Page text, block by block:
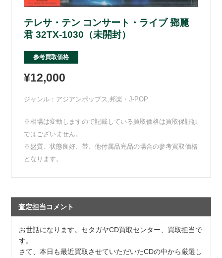
テレサ・テン コンサート・ライブ 鄧麗
君 32TX-1030（未開封）
参考買取価格
¥12,000
ジャンル： アジアンポップス ,邦楽・J-POP
※相場は変動しますので記載している買取価格は買取保証額
ではございません。
※盤質、状態良好、帯、他付属品完品の場合の参考買取価格
となります。
査定担当コメント
お世話になります。セタガヤCD買取センター、買取担当で
す。
さて、本日も最近買取させていただいたCDの中から厳選し